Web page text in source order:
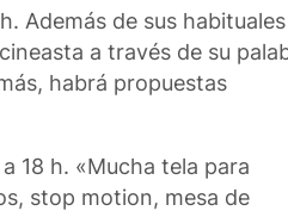
Además de sus habituales
a través de su
habrá propuestas
18 h. «Mucha tela para
stop motion, mesa de